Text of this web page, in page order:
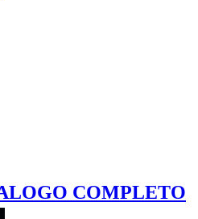
COMPLETO